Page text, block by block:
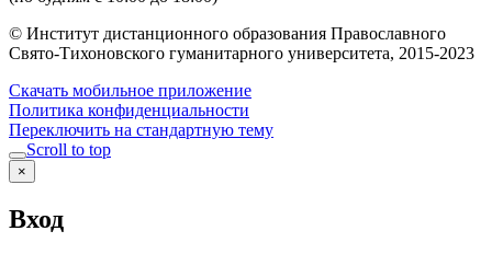
© Институт дистанционного образования Православного
Свято-Тихоновского гуманитарного университета, 2015-2023
Скачать мобильное приложение
Политика конфиденциальности
Переключить на стандартную тему
Scroll to top
×
Вход